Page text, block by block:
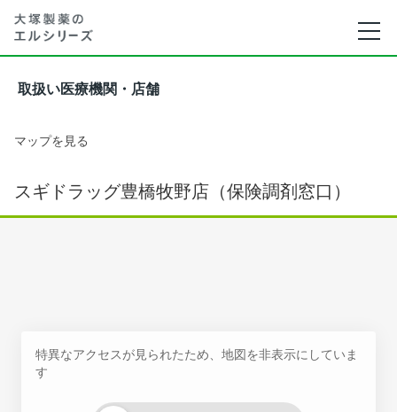
取扱い医療機関・店舗
マップを見る
スギドラッグ豊橋牧野店（保険調剤窓口）
特異なアクセスが見られたため、地図を非表示にしていま
す